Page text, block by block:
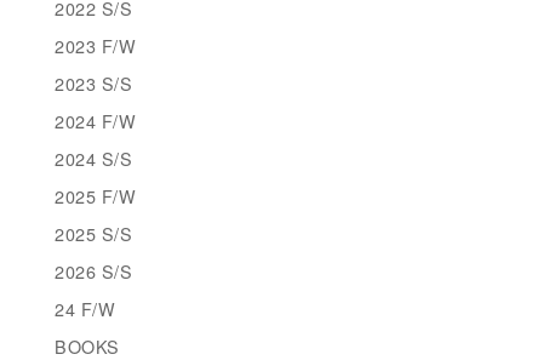
2022 S/S
2023 F/W
2023 S/S
2024 F/W
2024 S/S
2025 F/W
2025 S/S
2026 S/S
24 F/W
BOOKS